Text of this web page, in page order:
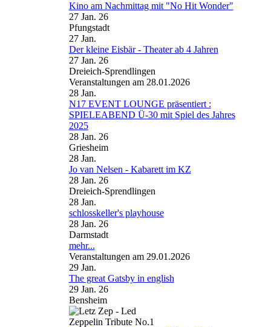
Kino am Nachmittag mit "No Hit Wonder"
27 Jan. 26
Pfungstadt
27 Jan.
Der kleine Eisbär - Theater ab 4 Jahren
27 Jan. 26
Dreieich-Sprendlingen
Veranstaltungen am 28.01.2026
28 Jan.
N17 EVENT LOUNGE präsentiert :
SPIELEABEND Ü-30 mit Spiel des Jahres
2025
28 Jan. 26
Griesheim
28 Jan.
Jo van Nelsen - Kabarett im KZ
28 Jan. 26
Dreieich-Sprendlingen
28 Jan.
schlosskeller's playhouse
28 Jan. 26
Darmstadt
mehr...
Veranstaltungen am 29.01.2026
29 Jan.
The great Gatsby in english
29 Jan. 26
Bensheim